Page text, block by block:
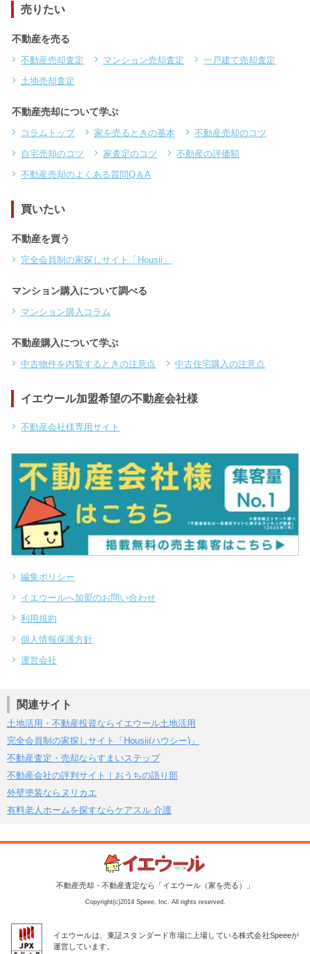
売りたい
不動産を売る
不動産売却査定 マンション売却査定
一戸建て売却査定
土地売却査定
不動産売却について学ぶ
コラムトップ 家を売るときの基本
不動産売却のコツ
自宅売却のコツ
家査定のコツ
不動産の評価額
不動産売却のよくある質問Q＆A
買いたい
不動産を買う
完全会員制の家探しサイト「Housii」
マンション購入について調べる
マンション購入コラム
不動産購入について学ぶ
中古物件を内覧するときの注意点 中古住宅購入の注意点
イエウール加盟希望の不動産会社様
不動産会社様専用サイト
編集ポリシー
イエウールへ加盟のお問い合わせ
利用規約
個人情報保護方針
運営会社
関連サイト
土地活用・不動産投資ならイエウール土地活用
完全会員制の家探しサイト「Housii(ハウシー)」
不動産査定・売却ならすまいステップ
不動産会社の評判サイト｜おうちの語り部
外壁塗装ならヌリカエ
有料老人ホームを探すならケアスル 介護
不動産売却・不動産査定なら「イエウール（家を売る）」
Copyright(c)2014 Speee, Inc. All rights reserved.
イエウールは、東証スタンダード市場に上場している株式会社Speeeが
運営しています。